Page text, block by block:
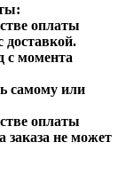
оплаты
доставкой.
с момента
самому или
оплаты
заказа не может